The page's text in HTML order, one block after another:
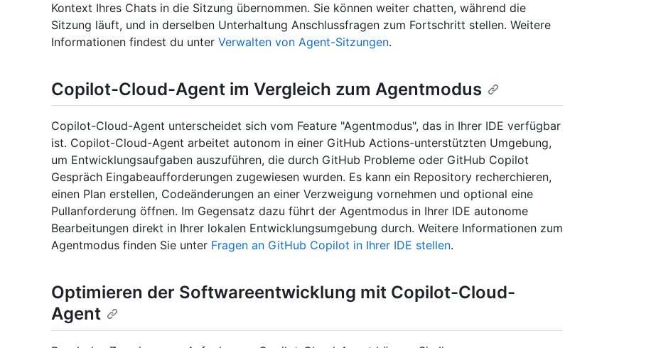
Kontext Ihres Chats in die Sitzung übernommen. Sie können weiter chatten, während die
Sitzung läuft, und in derselben Unterhaltung Anschlussfragen zum Fortschritt stellen. Weitere
Informationen findest du unter Verwalten von Agent-Sitzungen.
Copilot-Cloud-Agent im Vergleich zum Agentmodus
Copilot-Cloud-Agent unterscheidet sich vom Feature "Agentmodus", das in Ihrer IDE verfügbar
ist. Copilot-Cloud-Agent arbeitet autonom in einer GitHub Actions-unterstützten Umgebung,
um Entwicklungsaufgaben auszuführen, die durch GitHub Probleme oder GitHub Copilot
Gespräch Eingabeaufforderungen zugewiesen wurden. Es kann ein Repository recherchieren,
einen Plan erstellen, Codeänderungen an einer Verzweigung vornehmen und optional eine
Pullanforderung öffnen. Im Gegensatz dazu führt der Agentmodus in Ihrer IDE autonome
Bearbeitungen direkt in Ihrer lokalen Entwicklungsumgebung durch. Weitere Informationen zum
Agentmodus finden Sie unter Fragen an GitHub Copilot in Ihrer IDE stellen.
Optimieren der Softwareentwicklung mit Copilot-Cloud-
Agent